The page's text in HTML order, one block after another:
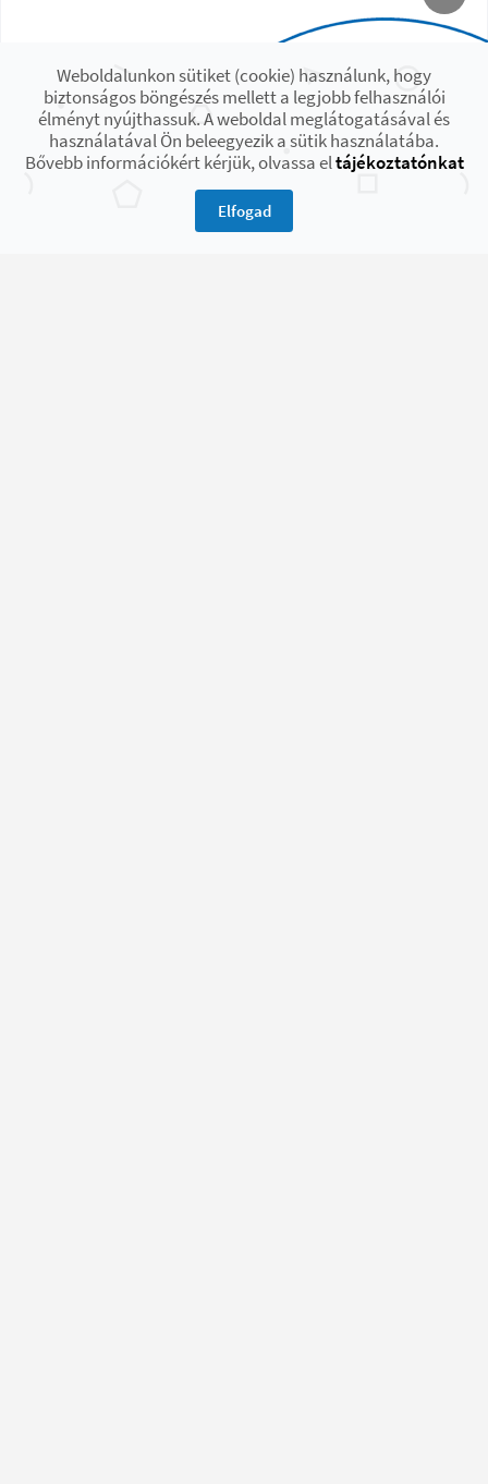
Weboldalunkon sütiket (cookie) használunk, hogy
biztonságos böngészés mellett a legjobb felhasználói
élményt nyújthassuk. A weboldal meglátogatásával és
használatával Ön beleegyezik a sütik használatába.
Bővebb információkért kérjük, olvassa eltájékoztatónkat
Elfogad